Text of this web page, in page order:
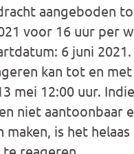
aangeboden
voor 16 uur per
6 juni
kan tot en met
mei 12:00 uur.
niet aantoonbaar
maken, is het